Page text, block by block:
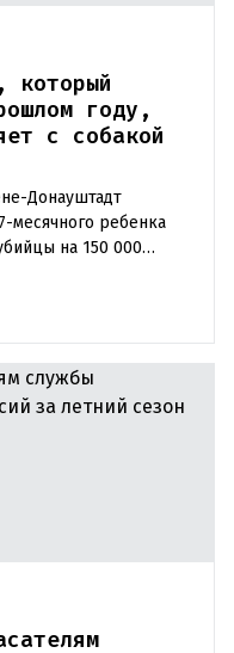
который
году,
с собакой
Донауштадт
месячного ребенка
на 150 000